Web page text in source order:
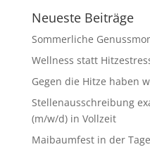
Neueste Beiträge
Sommerliche
Wellness statt
Gegen die Hitze haben
Stellenausschreibung
(m/w/d) in Vollzeit
Maibaumfest in der